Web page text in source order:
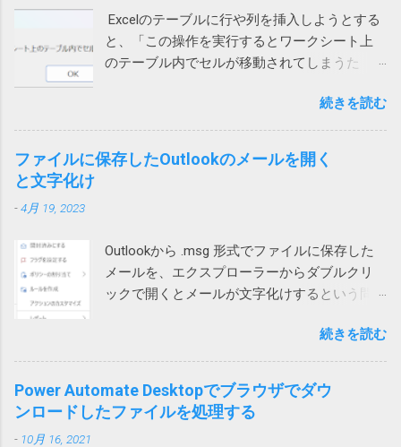
しておこうかと思います。 レジストリーとは
Windows や 各種アプリ（ソフト）は設定など
をWindowsが管理するデータベース（ファイ
ベースがレジストリーです。 ソフトをインス
ため、これが壊れるとWindowsやアプリの挙
アプリの不具合で作成や更新に失敗した 作成
や更新中にWindowsやアプリが異常終了して
中途半端になった データを保存する部品
音声通話ではなく、Teams電話を使って電話
にかけてもらったところ、これは通話ができ
ました。 もしやと思い、iPhoneのWi-Fiをオフ
にして音声通話を試してもらったところ、今
度は通話ができました。どうやら、ユーザー
らTeamsの音声通話にUPnPが必要で、問題の
やってみたけれど効果なし。 海外サイトで
Windows cannot complete the extraction. The
destination file could not be created. などで検
暮れつつ、ZIPファイルを右クリックして、
「すべて展開」を選んでみたところ、エラー
コード「0x80004005」が出ました。 それで検
題のZIPファイルの作成には7zipを使っていた
ので、圧縮時の設定を見てみたところ、確か
に圧縮方式がデフォルトのdeflateではなく、
BZip2になっていました。 もとのdeflateに戻し
て、再度圧縮して標準ZIP機能で開いたとこ
開けない場合には、元のツールの圧縮方式を
疑ってみる必要があります。取引先から送ら
Excelのテーブルに行や列を挿入しようとする
と、「この操作を実行するとワークシート上
のテーブル内でセルが移動されてしまうた
メッセージが表示され、失敗する時がありま
す。 長年このエラーの原因が不明でしたが、
あるときどうしても解決する必要があって調
べたところ、ようやく原因がわかりました。
ると発生します。 図2 テーブルに行や列を追
加しようとすると、そのテーブルの範囲だけ
が拡張されます。 どういう事かというと、図1
D列のみセルが追加され、A列やE列は変化があ
りません。 そうすると、下のテーブルは、列
1、2、3だけ下にずれることになり、テーブル
が壊れてしまいます。そのため、最初のエラ
続きを読む
ファイルに保存したOutlookのメールを開く
と文字化け
-4月 19, 2023
Outlookから .msg 形式でファイルに保存した
メールを、エクスプローラーからダブルクリ
ックで開くとメールが文字化けするという問
試してみたところ、私や他の方のPCでは文字
化けせずに開けています。 問題のPCでも、
Outlookを落としてから開くと文字化けせずに
開きました。 プロセスが異なると化けないの
かもしれません。 Office（365）の修復を試み
続きを読む
Power Automate Desktopでブラウザでダウ
ンロードしたファイルを処理する
- 10月 16, 2021